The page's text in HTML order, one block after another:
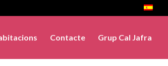
Contacte Grup Cal Jafra